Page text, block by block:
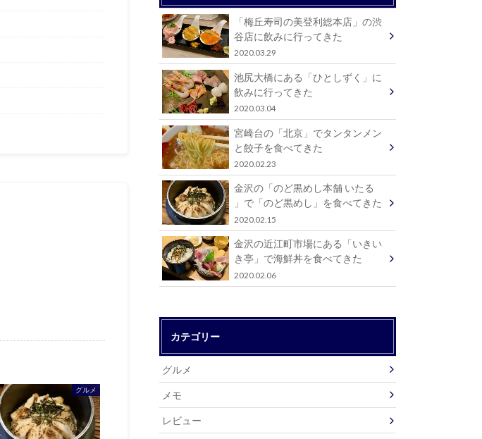
グルメ
「梅丘寿司の美登利総本店」の渋
谷店に飲みに行ってきた
2020.03.29
池尻大橋にある「ひとしずく」に
飲みに行ってきた
2020.03.04
宮崎台の「北京」でタンタンメン
と餃子を食べてきた
2020.02.23
金沢の「のど黒めし本舗 いたる
」で「のど黒めし」を食べてきた
2020.02.15
金沢の近江町市場にある「いきい
き亭」で海鮮丼を食べてきた
2020.02.06
カテゴリー
グルメ
メモ
レビュー